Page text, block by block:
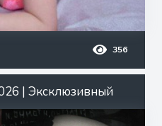
356
| Эксклюзивный